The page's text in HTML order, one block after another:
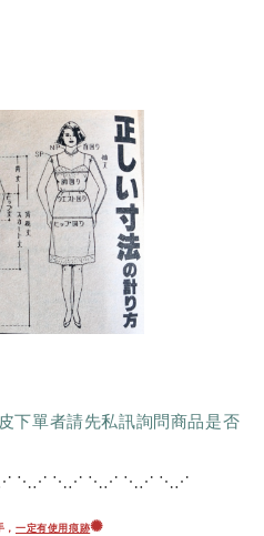
下單者請先私訊詢問商品是否
⋱⋰ ⋱ ⋰ ⋱⋰ ⋱⋰ ⋱⋰
一定有使用痕跡✺